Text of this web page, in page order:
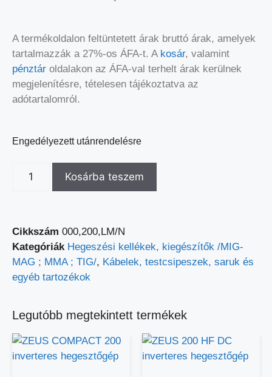
A termékoldalon feltüntetett árak bruttó árak, amelyek
tartalmazzák a 27%-os ÁFA-t. A kosár, valamint
pénztár oldalakon az ÁFA-val terhelt árak kerülnek
megjelenítésre, tételesen tájékoztatva az
adótartalomról.
Engedélyezett utánrendelésre
Kosárba teszem
Cikkszám 000,200,LM/N
Kategóriák Hegeszési kellékek, kiegészítők /MIG-
MAG ; MMA ; TIG/, Kábelek, testcsipeszek, saruk és
egyéb tartozékok
Legutóbb megtekintett termékek